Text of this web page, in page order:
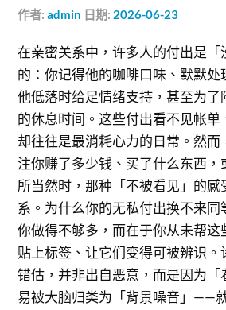
作者:admin 日期: 2026-06-23
在亲密关系中，许多人的付出是「
的：你记得他的咖啡口味、默默处
他低落时给足情绪支持，甚至为了
的休息时间。这些付出看不见帐单
却往往是最消耗心力的日常。然而
注你赚了多少钱、买了什么东西，
所当然时，那种「不被看见」的感
系。为什么你的无私付出换不来同
你做得不够多，而在于你从未帮这
贴上标签、让它们变得可被辨识。
错估，并非出自恶意，而是因为「
易被大脑归类为「背景噪音」——